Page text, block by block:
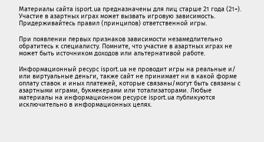
Материалы сайта isport.ua предназначены для лиц старше 21 года (21+).
Участие в азартных играх может вызвать игровую зависимость.
Придерживайтесь правил (принципов) ответственной игры.
При появлении первых признаков зависимости незамедлительно
обратитесь к специалисту. Помните, что участие в азартных играх не
может быть источником доходов или альтернативой работе.
Информационный ресурс isport.ua не проводит игры на реальные и/
или виртуальные деньги, также сайт не принимает ни в какой форме
oплaту ставок и иных платежей, которые связаны/могут быть связаны c
азартными игрaми, букмекерами или тотализаторами. Любые
материалы на информационном ресурсе isport.ua публикуютcя
исключительно в информационных целях.